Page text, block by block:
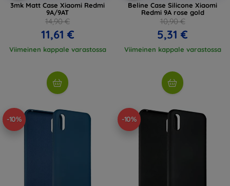
3mk Matt Case Xiaomi Redmi
9A/9AT
14,90 €
11,61 €
Viimeinen kappale varastossa
Beline Case Silicone Xiaomi
Redmi 9A rose gold
10,90 €
5,31 €
Viimeinen kappale varastossa
-10% -10%